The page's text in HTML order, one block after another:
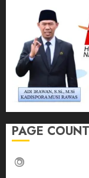
PAGE COUNT